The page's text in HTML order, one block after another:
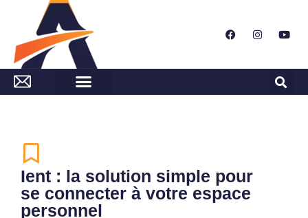
Ient : la solution simple pour
se connecter à votre espace
personnel